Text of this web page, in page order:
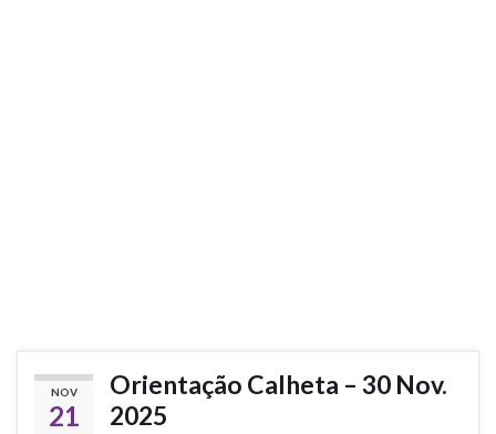
NOV
21
Orientação Calheta – 30 Nov.
2025